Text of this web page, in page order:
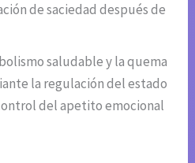
de saciedad después de
saludable y la quema
la regulación del estado
del apetito emocional